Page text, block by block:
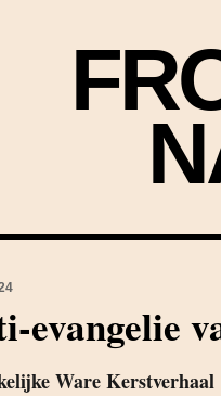
evangelie
Ware Kerstverhaal